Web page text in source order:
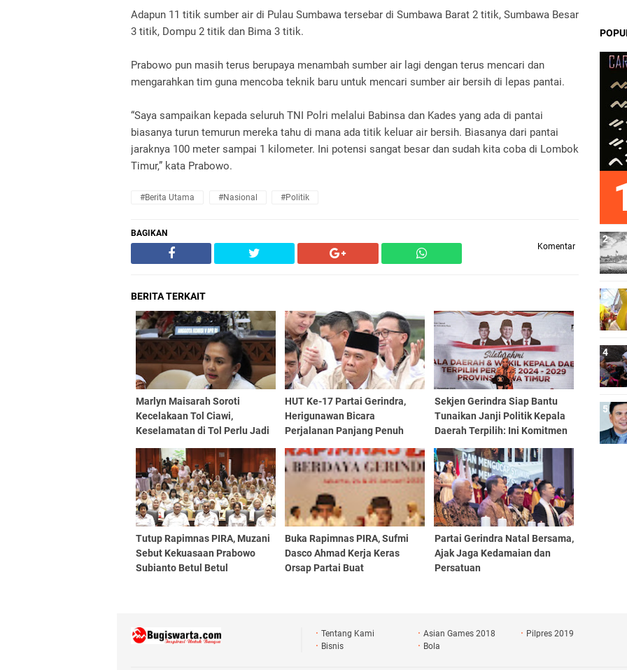
Adapun 11 titik sumber air di Pulau Sumbawa tersebar di Sumbawa Barat 2 titik, Sumbawa Besar
3 titik, Dompu 2 titik dan Bima 3 titik.
Prabowo pun masih terus berupaya menambah sumber air lagi dengan terus mencari dan
mengarahkan tim guna mencoba teknik baru untuk mencari sumber air bersih di lepas pantai.
“Saya sampaikan kepada seluruh TNI Polri melalui Babinsa dan Kades yang ada di pantai
biasanya turun temurun mereka tahu di mana ada titik keluar air bersih. Biasanya dari pantai
jaraknya 100 meter sampai 1 kilometer. Ini potensi sangat besar dan sudah kita coba di Lombok
Timur,” kata Prabowo.
#Berita Utama #Nasional #Politik
BAGIKAN
Komentar
BERITA TERKAIT
Marlyn Maisarah Soroti
Kecelakaan Tol Ciawi,
Keselamatan di Tol Perlu Jadi
HUT Ke-17 Partai Gerindra,
Herigunawan Bicara
Perjalanan Panjang Penuh
Dedikasi Tanpa Henti
Sekjen Gerindra Siap Bantu
Tunaikan Janji Politik Kepala
Daerah Terpilih: Ini Komitmen
Tutup Rapimnas PIRA, Muzani
Sebut Kekuasaan Prabowo
Subianto Betul Betul
Buka Rapimnas PIRA, Sufmi
Dasco Ahmad Kerja Keras
Orsap Partai Buat
Partai Gerindra Natal Bersama,
Ajak Jaga Kedamaian dan
Persatuan
Tentang Kami Asian Games 2018
Pilpres 2019
Bisnis
Bola